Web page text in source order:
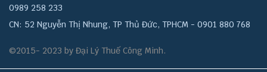
0989 258 233
CN: 52 Nguyễn Thị Nhung, TP Thủ Đức, TPHCM - 0901 880 768
©2015- 2023 by Đại Lý Thuế Công Minh.